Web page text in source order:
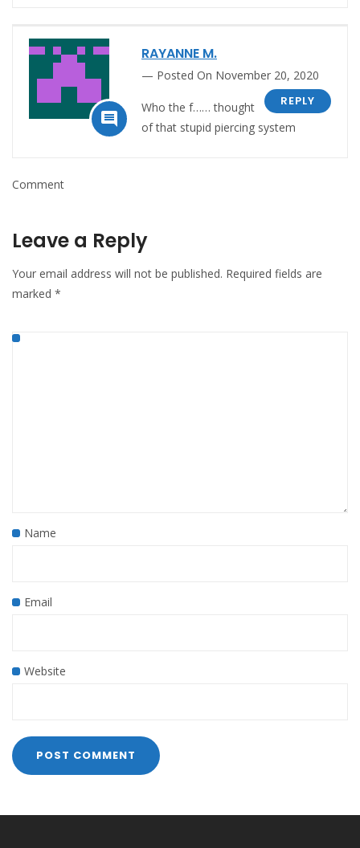

RAYANNE M.
Posted On November 20, 2020
REPLY
Who the f…… thought
of that stupid piercing system
Comment
Leave a Reply
Your email address will not be published. Required fields are
marked *
Name
Email
Website